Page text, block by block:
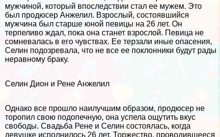
мужчиной, который впоследствии стал ее мужем. Это
был продюсер Анжелил. Взрослый, состоявшийся
мужчина был старше юной певицы на 26 лет. Он
терпеливо ждал, пока она станет взрослой. Певица не
сомневалась в его чувствах. Ее терзали иные опасения,
Селин подозревала, что не все ее поклонники будут рады
неравному бpaку.
Селин Дион и Рене Анжелил
Однако все прошло наилучшим образом, продюсер не
торопил свою подопечную, она успела ощутить вкус
свободы. Свадьба Рене и Селин состоялась, когда
дeвyшке исполнилось 26 лет. Торжество, проводившееся